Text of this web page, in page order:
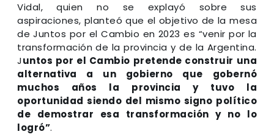
Vidal, quien no se explayó sobre sus
aspiraciones, planteó que el objetivo de la mesa
de Juntos por el Cambio en 2023 es “venir por la
transformación de la provincia y de la Argentina.
Juntos por el Cambio pretende construir una
alternativa a un gobierno que gobernó
muchos años la provincia y tuvo la
oportunidad siendo del mismo signo político
de demostrar esa transformación y no lo
logró”.